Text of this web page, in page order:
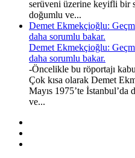
serüveni üzerine keyifli bir
doğumlu ve...
Demet Ekmekçioğlu:
daha sorumlu bakar.
Demet Ekmekçioğlu:
daha sorumlu bakar.
-Öncelikle bu röportajı
Çok kısa olarak Demet
Mayıs 1975’te
ve...